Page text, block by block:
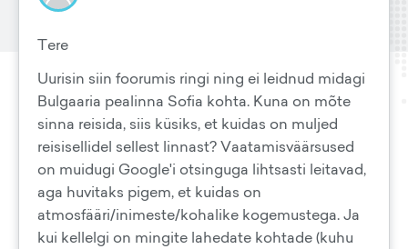
Tere
Uurisin siin foorumis ringi ning ei leidnud midagi
Bulgaaria pealinna Sofia kohta. Kuna on mõte
sinna reisida, siis küsiks, et kuidas on muljed
reisisellidel sellest linnast? Vaatamisväärsused
on muidugi Google'i otsinguga lihtsasti leitavad,
aga huvitaks pigem, et kuidas on
atmosfääri/inimeste/kohalike kogemustega. Ja
kui kellelgi on mingite lahedate kohtade (kuhu